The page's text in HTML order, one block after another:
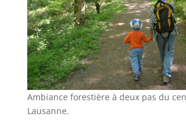
Ambiance forestière à deux pas du
Lausanne.